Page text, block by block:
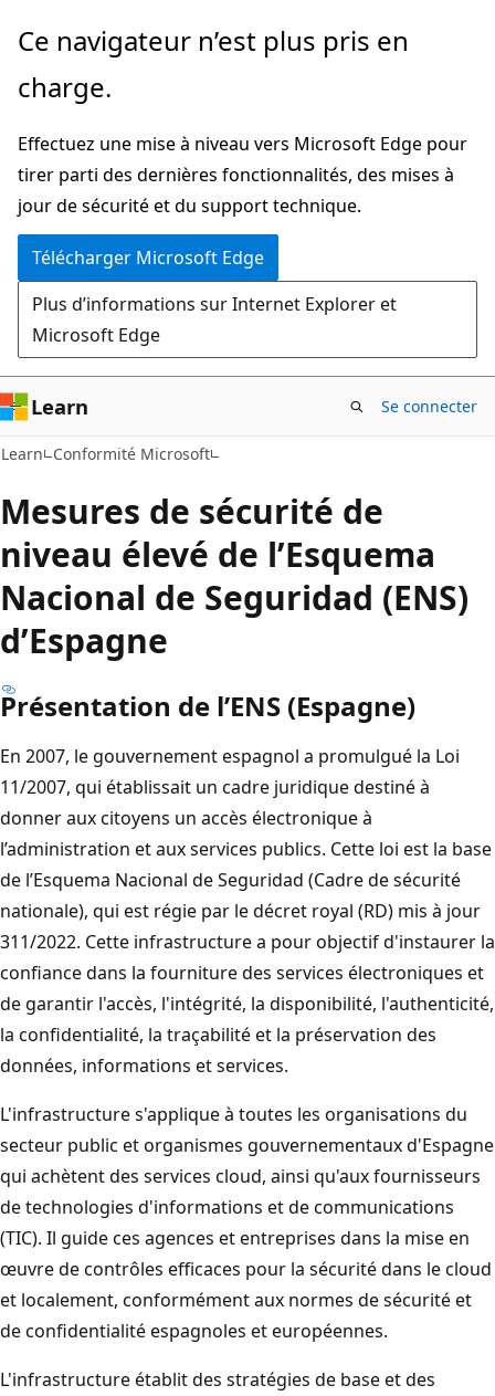
Passer
directement
au
principal
Ce navigateur n’est plus pris en
charge.
Effectuez une mise à niveau vers Microsoft Edge pour
tirer parti des dernières fonctionnalités, des mises à
jour de sécurité et du support technique.
Télécharger Microsoft Edge
Plus d’informations sur Internet Explorer et
Microsoft Edge
Learn Se connecter
Learn Conformité Microsoft
Mesures de sécurité de
niveau élevé de l’Esquema
Nacional de Seguridad (ENS)
d’Espagne
Présentation de l’ENS (Espagne)
En 2007, le gouvernement espagnol a promulgué la Loi
11/2007, qui établissait un cadre juridique destiné à
donner aux citoyens un accès électronique à
l’administration et aux services publics. Cette loi est la base
de l’Esquema Nacional de Seguridad (Cadre de sécurité
nationale), qui est régie par le décret royal (RD) mis à jour
311/2022. Cette infrastructure a pour objectif d'instaurer la
confiance dans la fourniture des services électroniques et
de garantir l'accès, l'intégrité, la disponibilité, l'authenticité,
la confidentialité, la traçabilité et la préservation des
données, informations et services.
L'infrastructure s'applique à toutes les organisations du
secteur public et organismes gouvernementaux d'Espagne
qui achètent des services cloud, ainsi qu'aux fournisseurs
de technologies d'informations et de communications
(TIC). Il guide ces agences et entreprises dans la mise en
œuvre de contrôles efficaces pour la sécurité dans le cloud
et localement, conformément aux normes de sécurité et
de confidentialité espagnoles et européennes.
L'infrastructure établit des stratégies de base et des